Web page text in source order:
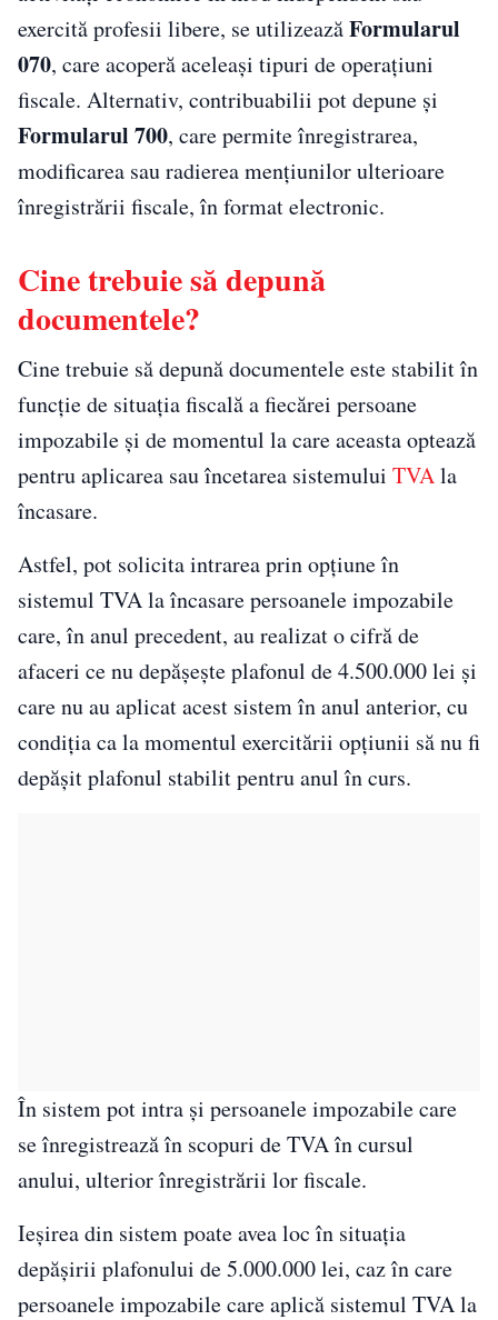
exercită profesii libere, se utilizeazăFormularul
070, care acoperă aceleași tipuri de operațiuni
fiscale. Alternativ, contribuabilii pot depune și
Formularul 700, care permite înregistrarea,
modificarea sau radierea mențiunilor ulterioare
înregistrării fiscale, în format electronic.
Cine trebuie să depună
documentele?
Cine trebuie să depună documentele este stabilit în
funcție de situația fiscală a fiecărei persoane
impozabile și de momentul la care aceasta optează
pentru aplicarea sau încetarea sistemului TVAla
încasare.
Astfel, pot solicita intrarea prin opțiune în
sistemul TVA la încasare persoanele impozabile
care, în anul precedent, au realizat o cifră de
afaceri ce nu depășește plafonul de 4.500.000 lei și
care nu au aplicat acest sistem în anul anterior, cu
condiția ca la momentul exercitării opțiunii să nu fi
depășit plafonul stabilit pentru anul în curs.
În sistem pot intra și persoanele impozabile care
se înregistrează în scopuri de TVA în cursul
anului, ulterior înregistrării lor fiscale.
Ieșirea din sistem poate avea loc în situația
depășirii plafonului de 5.000.000 lei, caz în care
persoanele impozabile care aplică sistemul TVA la